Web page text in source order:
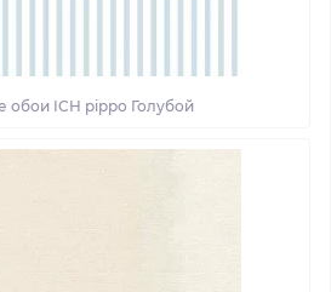
обои ICH pippo Голубой